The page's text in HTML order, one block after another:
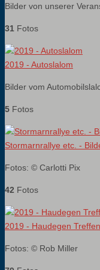
Bilder von unserer
31 Fotos
2019 - Autoslalom
Bilder vom
5 Fotos
Stormarnrallye etc. -
Fotos: © Carlotti Pix
42 Fotos
2019 - Haudegen Treffen
Fotos: © Rob Miller